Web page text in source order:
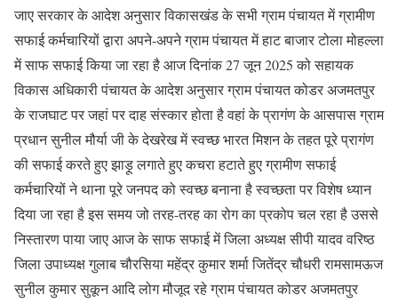
जाए सरकार के आदेश अनुसार विकासखंड के सभी ग्राम पंचायत में ग्रामीण
सफाई कर्मचारियों द्वारा अपने-अपने ग्राम पंचायत में हाट बाजार टोला मोहल्ला
में साफ सफाई किया जा रहा है आज दिनांक 27 जून 2025 को सहायक
विकास अधिकारी पंचायत के आदेश अनुसार ग्राम पंचायत कोडर अजमतपुर
के राजघाट पर जहां पर दाह संस्कार होता है वहां के प्रागंण के आसपास ग्राम
प्रधान सुनील मौर्या जी के देखरेख में स्वच्छ भारत मिशन के तहत पूरे प्रागंण
की सफाई करते हुए झाड़ू लगाते हुए कचरा हटाते हुए ग्रामीण सफाई
कर्मचारियों ने थाना पूरे जनपद को स्वच्छ बनाना है स्वच्छता पर विशेष ध्यान
दिया जा रहा है इस समय जो तरह-तरह का रोग का प्रकोप चल रहा है उससे
निस्तारण पाया जाए आज के साफ सफाई में जिला अध्यक्ष सीपी यादव वरिष्ठ
जिला उपाध्यक्ष गुलाब चौरसिया महेंद्र कुमार शर्मा जितेंद्र चौधरी रामसामऊज
सुनील कुमार सुकून आदि लोग मौजूद रहे ग्राम पंचायत कोडर अजमतपुर